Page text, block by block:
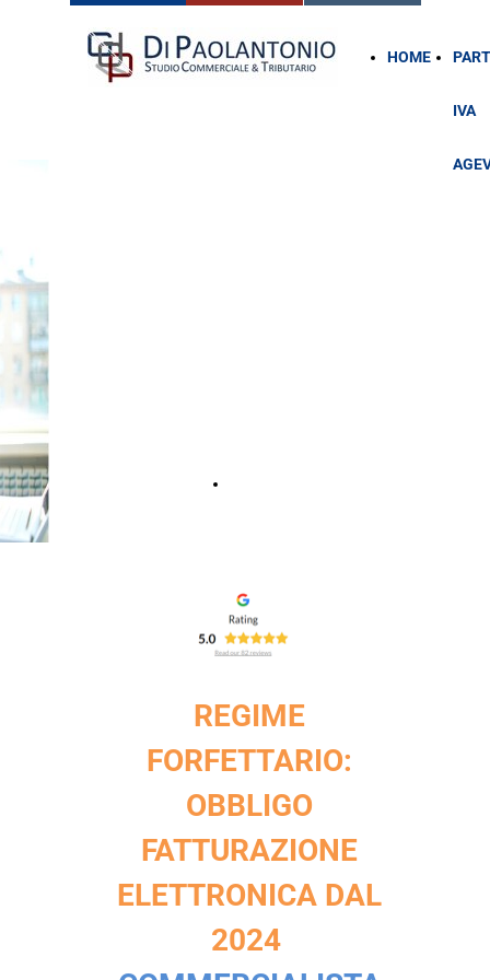
HOME
IVA
REGIME
FORFETTARIO:
OBBLIGO
FATTURAZIONE
ELETTRONICA DAL
2024